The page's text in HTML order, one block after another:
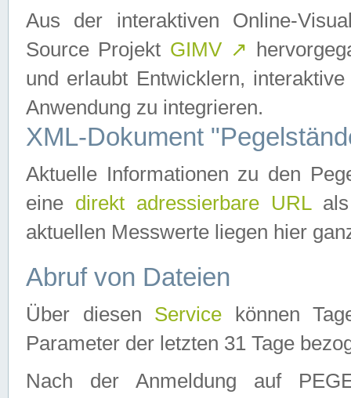
Aus der interaktiven Online-
Source Projekt GIMV ↗
und erlaubt Entwicklern,
Anwendung zu integrieren.
XML-Dokument
Aktuelle Informationen zu den
eine direkt adressierbare URLals
aktuellen Messwerte liegen hier
Abruf von Dateien
Über diesen Service können
Parameter der letzten 31 Tage
Nach der Anmeldung auf